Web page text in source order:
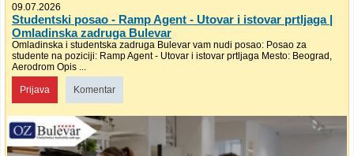
09.07.2026
Studentski posao - Ramp Agent - Utovar i istovar prtljaga |
Omladinska zadruga Bulevar
Omladinska i studentska zadruga Bulevar vam nudi posao: Posao za
studente na poziciji: Ramp Agent - Utovar i istovar prtljaga Mesto: Beograd,
Aerodrom Opis ...
Prijava Komentar